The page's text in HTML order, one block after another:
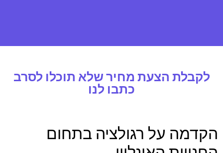
לקבלת הצעת מחיר שלא תוכלו לסרב
כתבו לנו
הקדמה על רגולציה בתחום